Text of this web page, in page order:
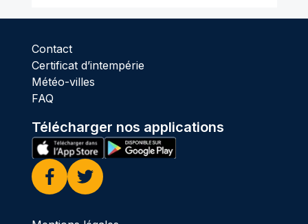
Contact
Certificat d’intempérie
Météo-villes
FAQ
Télécharger nos applications
Facebook
Twitter